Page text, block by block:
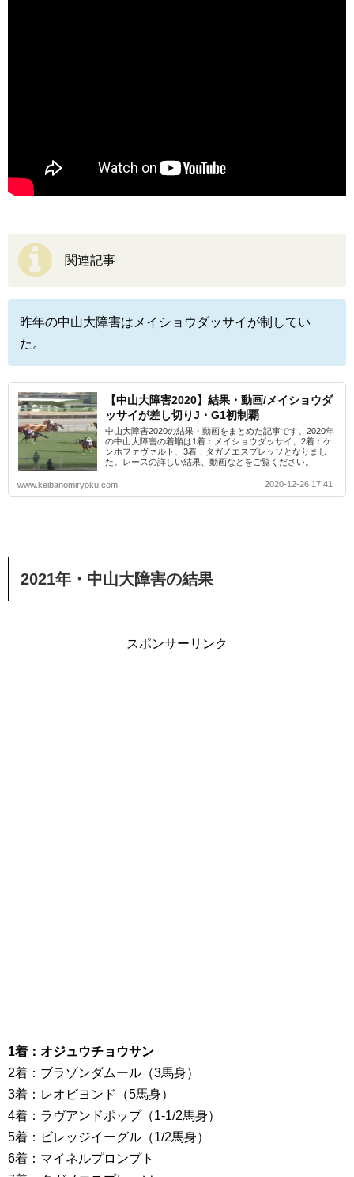
関連記事
昨年の中山大障害はメイショウダッサイが制してい
た。
【中山大障害2020】結果・動画/メイショウダ
ッサイが差し切りJ・G1初制覇
中山大障害2020の結果・動画をまとめた記事です。2020年
の中山大障害の着順は1着：メイショウダッサイ、2着：ケ
ンホファヴァルト、3着：タガノエスプレッソとなりまし
た。レースの詳しい結果、動画などをご覧ください。
www.keibanomiryoku.com 2020-12-26 17:41
2021年・中山大障害の結果
スポンサーリンク
1着：オジュウチョウサン
2着：ブラゾンダムール（3馬身）
3着：レオビヨンド（5馬身）
4着：ラヴアンドポップ（1-1/2馬身）
5着：ビレッジイーグル（1/2馬身）
6着：マイネルプロンプト